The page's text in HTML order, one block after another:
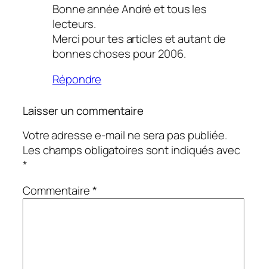
Bonne année André et tous les
lecteurs.
Merci pour tes articles et autant de
bonnes choses pour 2006.
Répondre
Laisser un commentaire
Votre adresse e-mail ne sera pas publiée.
Les champs obligatoires sont indiqués avec
*
Commentaire*